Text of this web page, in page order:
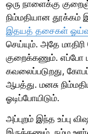
ஒரு நாளைக்கு
நிம்மதியான தூக்கம்
இதயத் தசைகள் ஓய்வு
செய்யும். அதே
குறைக்கணும். எப்போ
கவலைப்படுறது,
ஆபத்து. மனசு
ஓடிப்போயிடும்.
அப்புறம் இந்த உப்பு